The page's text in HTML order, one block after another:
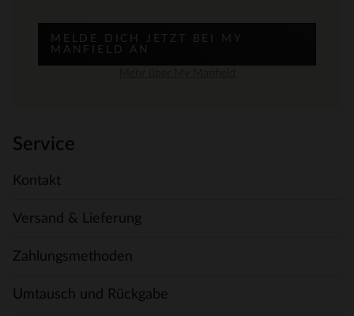
MELDE DICH JETZT BEI MY
MANFIELD AN
Service
Kontakt
Versand & Lieferung
Zahlungsmethoden
Umtausch und Rückgabe